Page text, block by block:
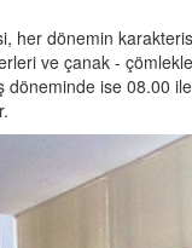
her dönemin
ve çanak -
ise 08.00